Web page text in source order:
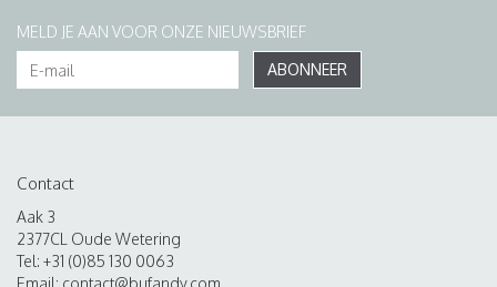
MELD JE AAN VOOR ONZE NIEUWSBRIEF
ABONNEER
Contact
Aak 3
2377CL Oude Wetering
Tel: +31 (0)85 130 0063
Email: contact@bufandy.com